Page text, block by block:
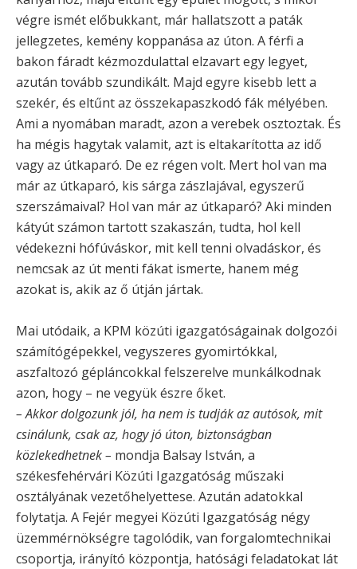
végre ismét előbukkant, már hallatszott a paták
jellegzetes, kemény koppanása az úton. A férfi a
bakon fáradt kézmozdulattal elzavart egy legyet,
azután tovább szundikált. Majd egyre kisebb lett a
szekér, és eltűnt az összekapaszkodó fák mélyében.
Ami a nyomában maradt, azon a verebek osztoztak. És
ha mégis hagytak valamit, azt is eltakarította az idő
vagy az útkaparó. De ez régen volt. Mert hol van ma
már az útkaparó, kis sárga zászlajával, egyszerű
szerszámaival? Hol van már az útkaparó? Aki minden
kátyút számon tartott szakaszán, tudta, hol kell
védekezni hófúváskor, mit kell tenni olvadáskor, és
nemcsak az út menti fákat ismerte, hanem még
azokat is, akik az ő útján jártak.
Mai utódaik, a KPM közúti igazgatóságainak dolgozói
számítógépekkel, vegyszeres gyomirtókkal,
aszfaltozó gépláncokkal felszerelve munkálkodnak
azon, hogy – ne vegyük észre őket.
– Akkor dolgozunk jól, ha nem is tudják az autósok, mit
csinálunk, csak az, hogy jó úton, biztonságban
közlekedhetnek – mondja Balsay István, a
székesfehérvári Közúti Igazgatóság műszaki
osztályának vezetőhelyettese. Azután adatokkal
folytatja. A Fejér megyei Közúti Igazgatóság négy
üzemmérnökségre tagolódik, van forgalomtechnikai
csoportja, irányító központja, hatósági feladatokat lát